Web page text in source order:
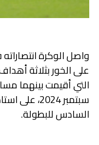
واصل الوكرة
على الخور بثلاثة
سبتمبر
السادس للبطولة.